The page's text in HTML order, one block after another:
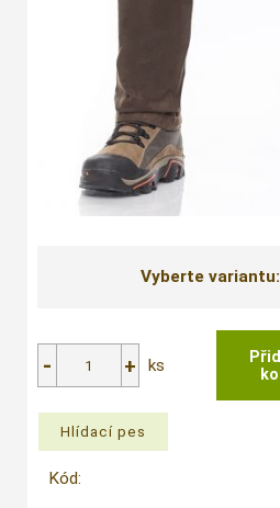
Vyberte variantu:
ks
Kód: